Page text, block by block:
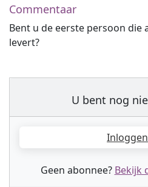
Commentaar
Bent u de eerste persoon
levert?
U bent nog
Inloggen
Geen abonnee? Bekijk